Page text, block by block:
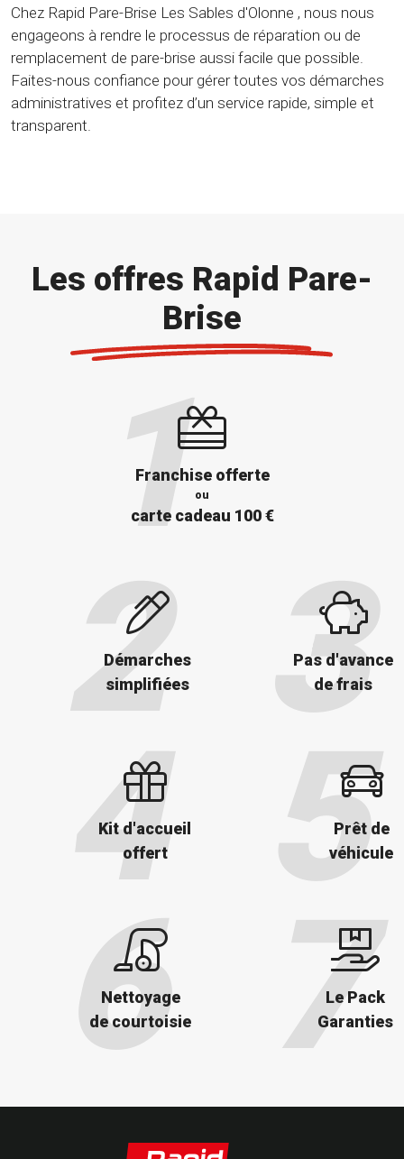
Chez Rapid Pare-Brise Les Sables d'Olonne , nous nous
engageons à rendre le processus de réparation ou de
remplacement de pare-brise aussi facile que possible.
Faites-nous confiance pour gérer toutes vos démarches
administratives et profitez d’un service rapide, simple et
transparent.
Les offres Rapid Pare-
Brise
Franchise offerte
ou
carte cadeau 100 €
Démarches
simplifiées
Pas d'avance
de frais
Kit d'accueil
offert
Prêt de
véhicule
Nettoyage
de courtoisie
Le Pack
Garanties